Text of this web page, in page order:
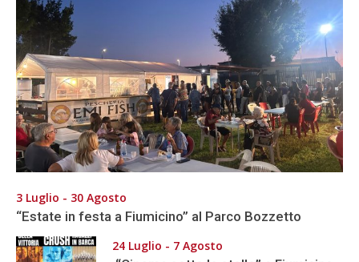
3 Luglio - 30 Agosto
“Estate in festa a Fiumicino” al Parco Bozzetto
24 Luglio - 7 Agosto